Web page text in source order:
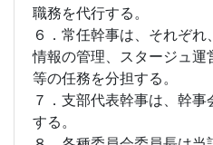
職務を代行する。
６．常任幹事は、それぞ
情報の管理、スタージュ運
等の任務を分担する。
７．支部代表幹事は、幹
する。